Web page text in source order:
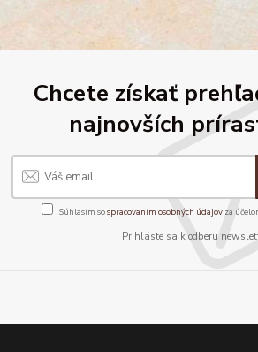
Chcete získať
najnovších
Súhlasím sospracovaním osobných údajov za
Prihláste sa k odberu